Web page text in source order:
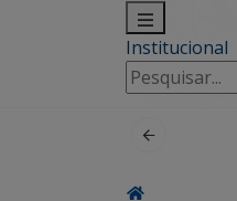
Institucional
Pesquisar
por: